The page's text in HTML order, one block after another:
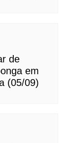
de
em
(05/09)